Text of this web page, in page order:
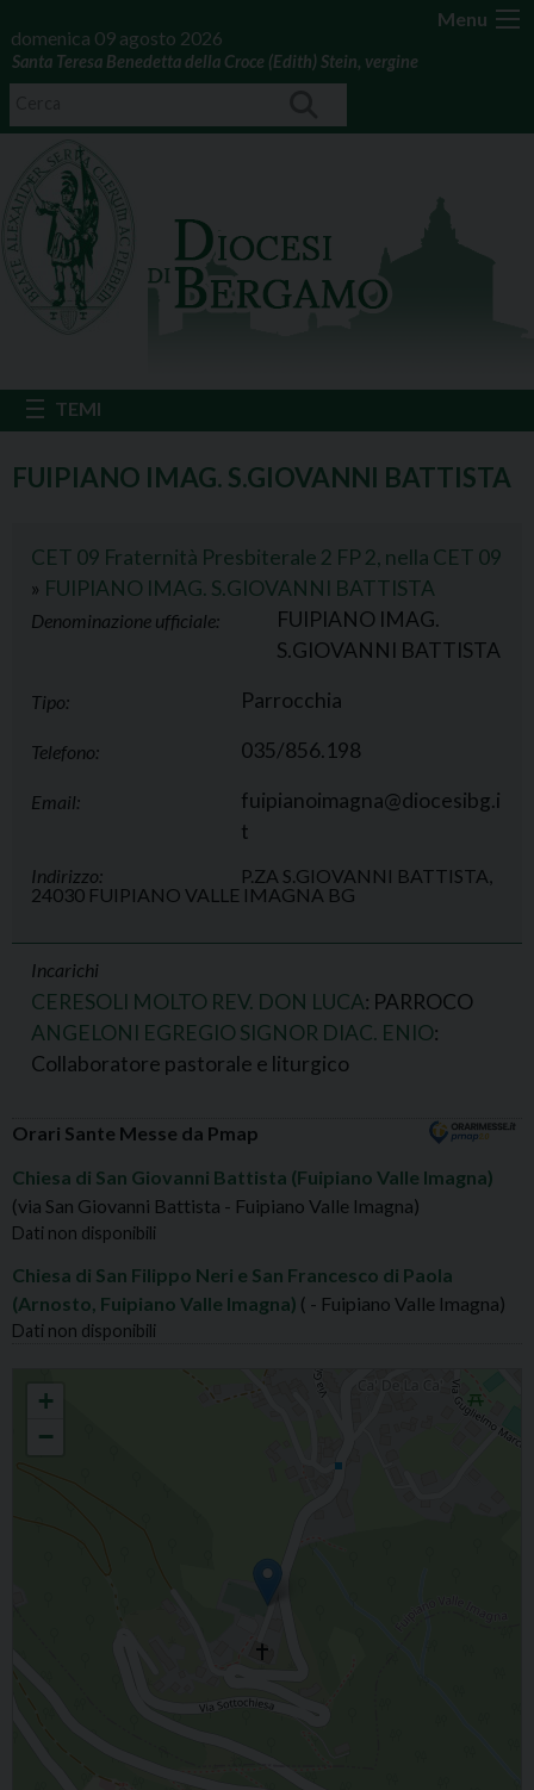
Menu
domenica 09 agosto 2026
Santa Teresa Benedetta della Croce (Edith) Stein, vergine
FUIPIANO IMAG. S.GIOVANNI BATTISTA
CET 09 Fraternità Presbiterale 2 FP 2, nella CET 09
» FUIPIANO IMAG. S.GIOVANNI BATTISTA
Denominazione ufficiale:
FUIPIANO IMAG.
S.GIOVANNI BATTISTA
Tipo: Parrocchia
Telefono: 035/856.198
Email:
fuipianoimagna@diocesibg.i
t
Indirizzo:
P.ZA S.GIOVANNI BATTISTA,
24030 FUIPIANO VALLE IMAGNA BG
Incarichi
CERESOLI MOLTO REV. DON LUCA: PARROCO
ANGELONI EGREGIO SIGNOR DIAC. ENIO:
Collaboratore pastorale e liturgico
Orari Sante Messe da Pmap
Chiesa di San Giovanni Battista (Fuipiano Valle Imagna)
(via San Giovanni Battista - Fuipiano Valle Imagna)
Dati non disponibili
Chiesa di San Filippo Neri e San Francesco di Paola
(Arnosto, Fuipiano Valle Imagna) ( - Fuipiano Valle Imagna)
Dati non disponibili
FUIPIANO IMAG. S.GIOVANNI BATTISTA
+
−